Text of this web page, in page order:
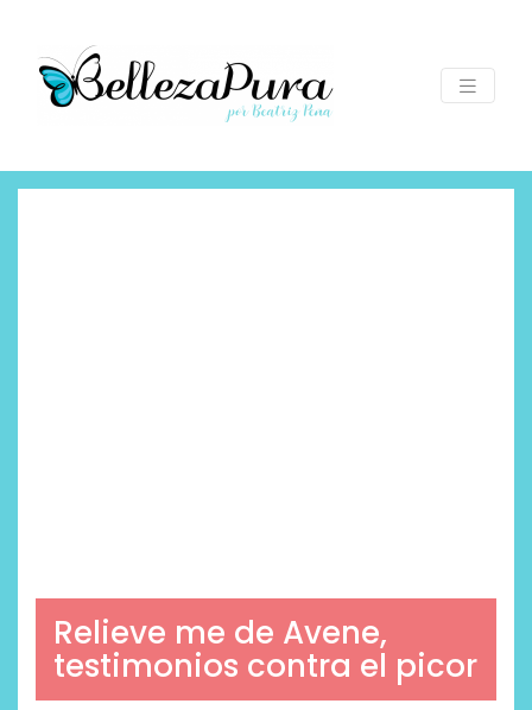
Relieve me de Avene,
testimonios contra el picor